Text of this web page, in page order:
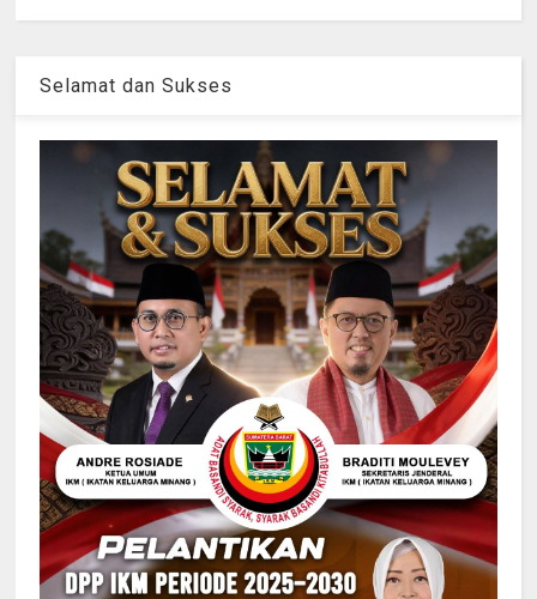
Selamat dan Sukses